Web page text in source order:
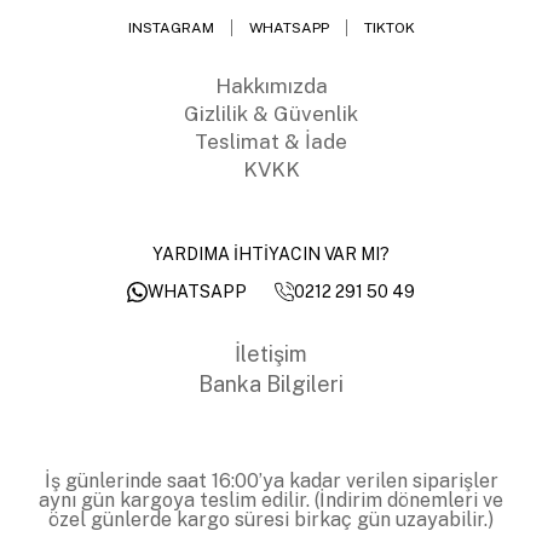
INSTAGRAM WHATSAPP TIKTOK
Hakkımızda
Gizlilik & Güvenlik
Teslimat & İade
KVKK
YARDIMA İHTİYACIN VAR MI?
WHATSAPP
0212 291 50 49
İletişim
Banka Bilgileri
İş günlerinde saat 16:00’ya kadar verilen siparişler
aynı gün kargoya teslim edilir. (İndirim dönemleri ve
özel günlerde kargo süresi birkaç gün uzayabilir.)